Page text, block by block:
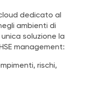
dedicato al
ambienti di
soluzione la
management:
rischi,